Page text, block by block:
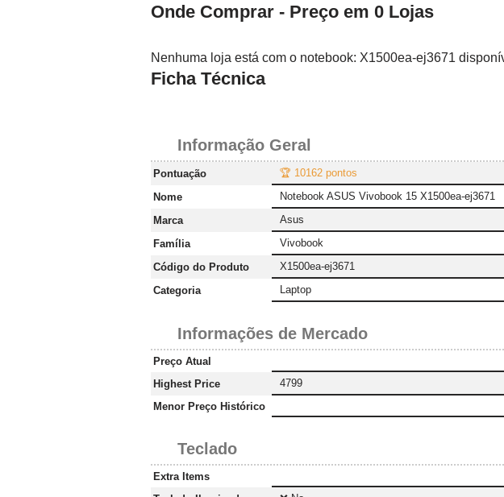
Onde Comprar - Preço em 0 Lojas
Nenhuma loja está com o notebook: X1500ea-ej3671
Ficha Técnica
Informação Geral
Pontuação
🏆 10162 pontos
Nome
Notebook ASUS Vivobook 15 X1500ea-ej3671
Marca
Asus
Família
Vivobook
Código do Produto
X1500ea-ej3671
Categoria
Laptop
Informações de Mercado
Preço Atual
Highest Price
4799
Menor Preço Histórico
Teclado
Extra Items